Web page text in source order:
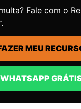
Fale com o
MEU
WHATSAPP